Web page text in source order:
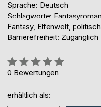
Sprache: Deutsch
Schlagworte:
Fantasy, Elfenwelt,
Barrierefreiheit: Zugänglich
Bewertung::
0%
0 Bewertungen
erhältlich als: